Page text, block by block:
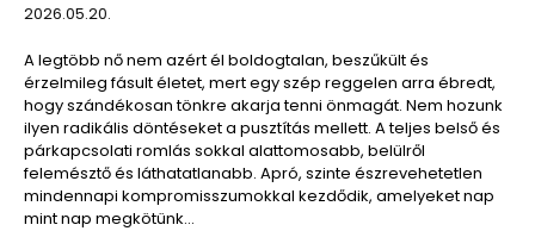
2026.05.20.
A legtöbb nő nem azért él boldogtalan, beszűkült és
érzelmileg fásult életet, mert egy szép reggelen arra ébredt,
hogy szándékosan tönkre akarja tenni önmagát. Nem hozunk
ilyen radikális döntéseket a pusztítás mellett. A teljes belső és
párkapcsolati romlás sokkal alattomosabb, belülről
felemésztő és láthatatlanabb. Apró, szinte észrevehetetlen
mindennapi kompromisszumokkal kezdődik, amelyeket nap
mint nap megkötünk...